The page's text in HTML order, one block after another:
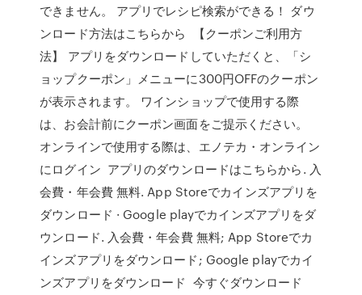
できません。 アプリでレシピ検索ができる！ ダウ
ンロード方法はこちらから 【クーポンご利用方
法】 アプリをダウンロードしていただくと、「シ
ョップクーポン」メニューに300円OFFのクーポン
が表示されます。 ワインショップで使用する際
は、お会計前にクーポン画面をご提示ください。
オンラインで使用する際は、エノテカ・オンライン
にログイン アプリのダウンロードはこちらから. 入
会費・年会費 無料. App Storeでカインズアプリを
ダウンロード · Google playでカインズアプリをダ
ウンロード. 入会費・年会費 無料; App Storeでカ
インズアプリをダウンロード; Google playでカイ
ンズアプリをダウンロード 今すぐダウンロード